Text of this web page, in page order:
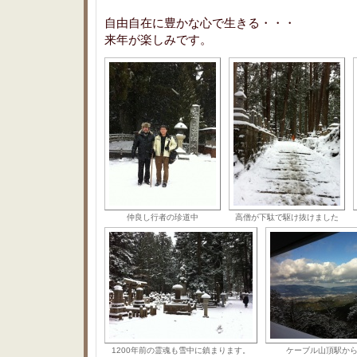
自由自在に豊かな心で生きる・・・
来年が楽しみです。
仲良し行者の珍道中 高僧が下駄で駆け抜けました
1200年前の霊魂も雪中に鎮まります。 ケーブル山頂駅か